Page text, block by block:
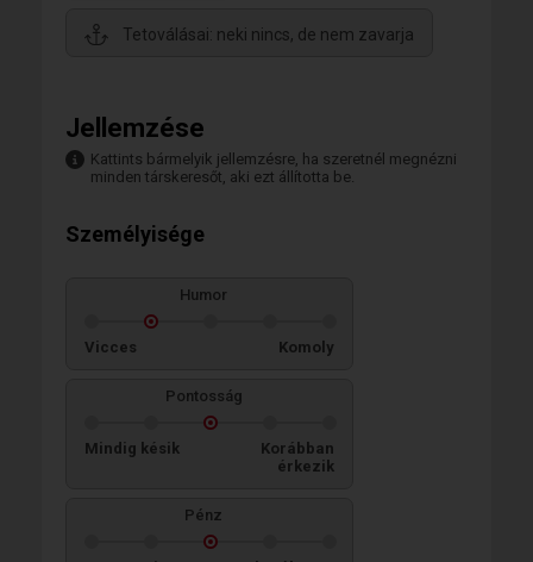
Tetoválásai: neki nincs, de nem zavarja
Jellemzése
Kattints bármelyik jellemzésre, ha szeretnél megnézni
minden társkeresőt, aki ezt állította be.
Személyisége
Humor
Vicces Komoly
Pontosság
Mindig késik
Korábban
érkezik
Pénz